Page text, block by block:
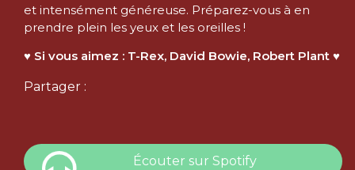
et intensément généreuse. Préparez-vous à en
prendre plein les yeux et les oreilles !
♥ Si vous aimez : T-Rex, David Bowie, Robert Plant ♥
Partager :
Écouter sur Spotify